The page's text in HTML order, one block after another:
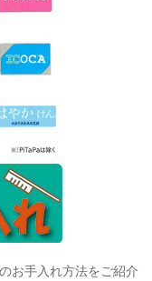
お手入れ方法をご紹介